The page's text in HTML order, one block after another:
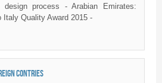
design process - Arabian Emirates:
Quality Award 2015 -
CONTRIES